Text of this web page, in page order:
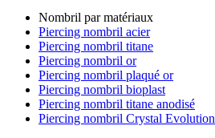
Nombril par matériaux
Piercing nombril acier
Piercing nombril titane
Piercing nombril or
Piercing nombril plaqué or
Piercing nombril bioplast
Piercing nombril titane anodisé
Piercing nombril Crystal Evolution